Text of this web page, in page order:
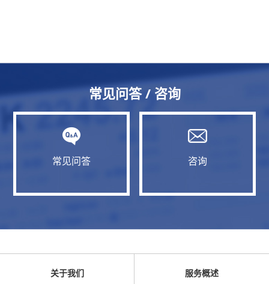
常见问答 / 咨询
常见问答 咨询
关于我们 服务概述